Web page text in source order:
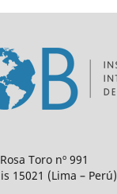
Toro nº 991
15021 (Lima – Perú)